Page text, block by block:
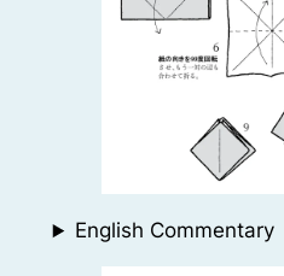
English Commentary